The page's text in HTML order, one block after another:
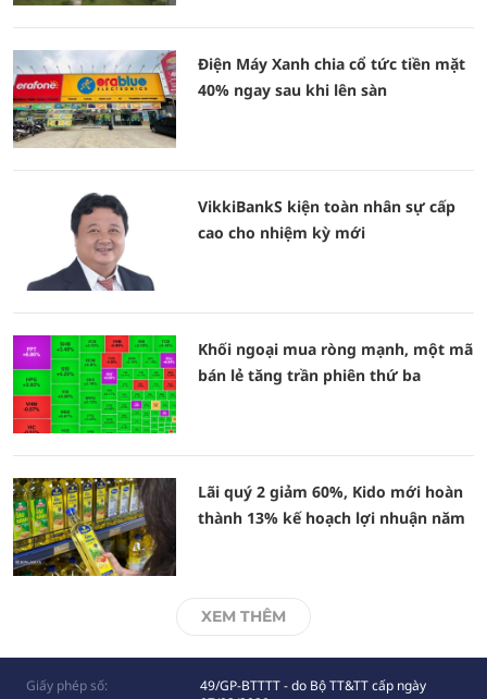
Điện Máy Xanh chia cổ tức tiền mặt
40% ngay sau khi lên sàn
VikkiBankS kiện toàn nhân sự cấp
cao cho nhiệm kỳ mới
Khối ngoại mua ròng mạnh, một mã
bán lẻ tăng trần phiên thứ ba
Lãi quý 2 giảm 60%, Kido mới hoàn
thành 13% kế hoạch lợi nhuận năm
XEM THÊM
Giấy phép số:
49/GP-BTTTT - do Bộ TT&TT cấp ngày